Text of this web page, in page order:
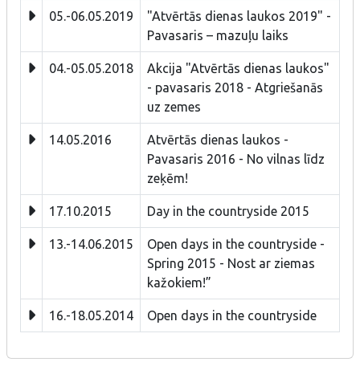
05.-06.05.2019
"Atvērtās dienas laukos 2019" -
Pavasaris – mazuļu laiks
04.-05.05.2018
Akcija "Atvērtās dienas laukos"
- pavasaris 2018 - Atgriešanās
uz zemes
14.05.2016
Atvērtās dienas laukos -
Pavasaris 2016 - No vilnas līdz
zeķēm!
17.10.2015 Day in the countryside 2015
13.-14.06.2015
Open days in the countryside -
Spring 2015 - Nost ar ziemas
kažokiem!”
16.-18.05.2014 Open days in the countryside